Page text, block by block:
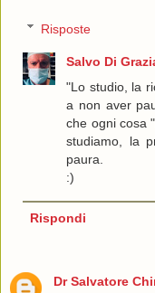
Risposte
Salvo Di
"Lo studio, la
a non aver
che ogni cosa
studiamo, la
paura.
:)
Rispondi
Dr Salvatore